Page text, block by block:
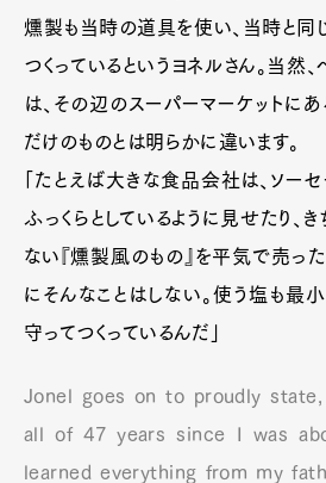
燻製も当時の道具を使い、当時と同
つくっているというヨネルさん。当然
は、その辺のスーパーマーケットに
だけのものとは明らかに違います。
「たとえば大きな食品会社は、ソー
ふっくらとしているように見せたり、
ない『燻製風のもの』を平気で売った
にそんなことはしない。使う塩も最
守ってつくっているんだ」
Jonel goes on to proudly
all of 47 years since I was
learned everything from my